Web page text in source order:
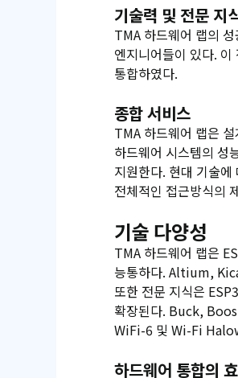
기술력 및 전문 지
TMA 하드웨어 랩의
엔지니어들이 있다.
통합하였다.
종합 서비스
TMA 하드웨어 랩은
하드웨어 시스템의 성
지원한다. 현대 기술
전체적인 접근방식의
기술 다양성
TMA 하드웨어 랩은
능통하다. Altium,
또한 전문 지식은
확장된다. Buck,
WiFi-6 및 Wi-Fi
하드웨어 통합의